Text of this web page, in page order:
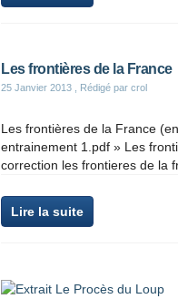
Les frontières de la France
25 Janvier 2013 , Rédigé par crol
Les frontières de la France
entrainement 1.pdf » Les
correction les frontieres de la
Lire la suite